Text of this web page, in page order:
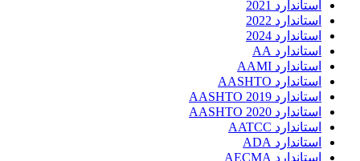
استاندارد 2021
استاندارد 2022
استاندارد 2024
استاندارد AA
استاندارد AAMI
استاندارد AASHTO
استاندارد AASHTO 2019
استاندارد AASHTO 2020
استاندارد AATCC
استاندارد ADA
استاندارد AECMA